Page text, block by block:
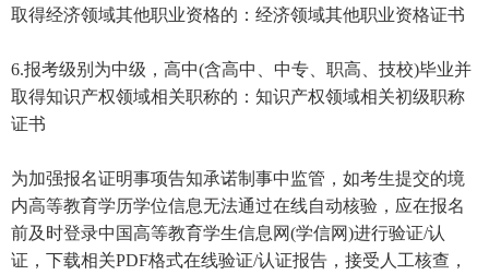
取得经济领域其他职业资格的：经济领域其他职业资格证书
6.报考级别为中级，高中(含高中、中专、职高、技校)毕业并
取得知识产权领域相关职称的：知识产权领域相关初级职称
证书
为加强报名证明事项告知承诺制事中监管，如考生提交的境
内高等教育学历学位信息无法通过在线自动核验，应在报名
前及时登录中国高等教育学生信息网(学信网)进行验证/认
证，下载相关PDF格式在线验证/认证报告，接受人工核查，